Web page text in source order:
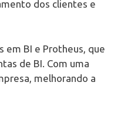
dos clientes e
em BI e Protheus, que
de BI. Com uma
melhorando a